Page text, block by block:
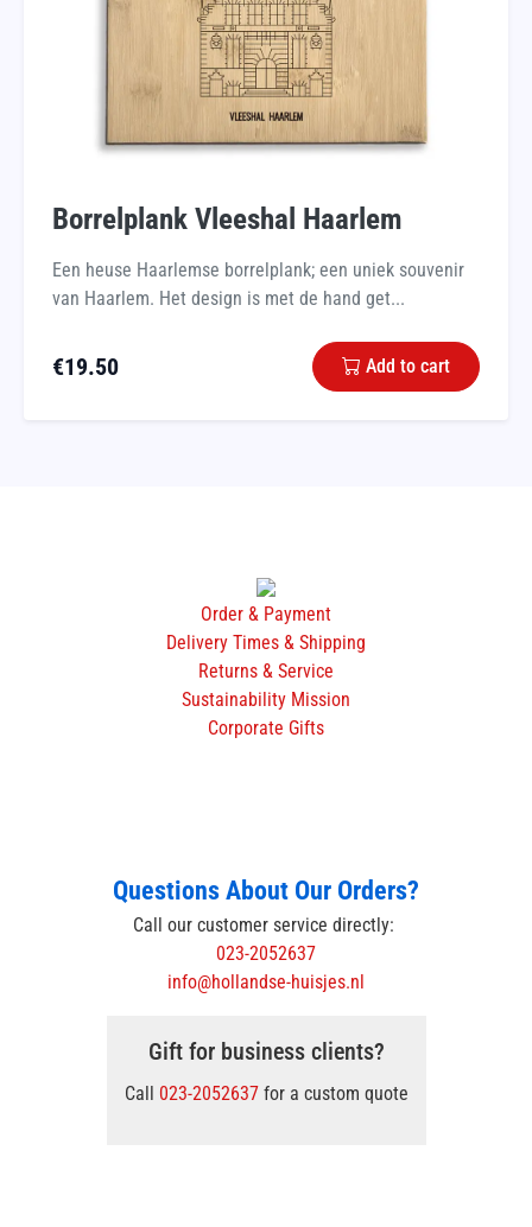
Borrelplank Vleeshal Haarlem
Een heuse Haarlemse borrelplank; een uniek souvenir
van Haarlem. Het design is met de hand get...
€19.50 Add to cart
Order & Payment
Delivery Times & Shipping
Returns & Service
Sustainability Mission
Corporate Gifts
Questions About Our Orders?
Call our customer service directly:
023-2052637
info@hollandse-huisjes.nl
Gift for business clients?
Call 023-2052637for a custom quote